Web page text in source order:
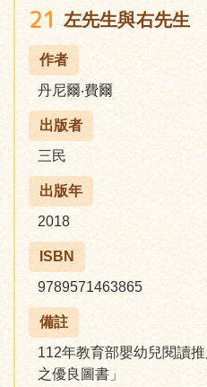
21 左先生與右先生
作者
丹尼爾‧費爾
出版者
三民
出版年
2018
ISBN
9789571463865
備註
112年教育部嬰幼兒閱讀
之優良圖書」